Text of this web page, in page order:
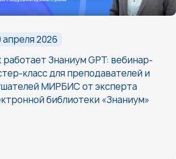
апреля 2026
работает Знаниум GPT: вебинар-
класс для преподавателей и
МИРБИС от эксперта
библиотеки «Знаниум»